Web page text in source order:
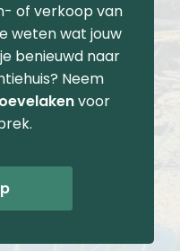
of verkoop van
weten wat jouw
benieuwd naar
Neem
voor